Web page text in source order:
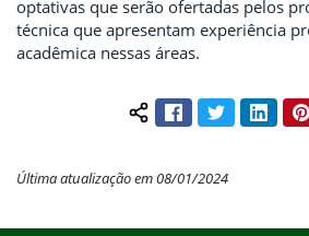
optativas que serão ofertadas pelos
técnica que apresentam experiência
acadêmica nessas áreas.
Compartilhar
FacebookTwitter
Última atualização em 08/01/2024